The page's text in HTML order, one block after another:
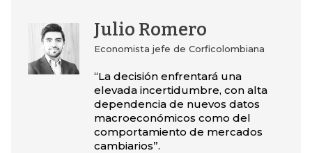
Julio Romero
Economista jefe de Corficolombiana
“La decisión enfrentará una
elevada incertidumbre, con alta
dependencia de nuevos datos
macroeconómicos como del
comportamiento de mercados
cambiarios”.